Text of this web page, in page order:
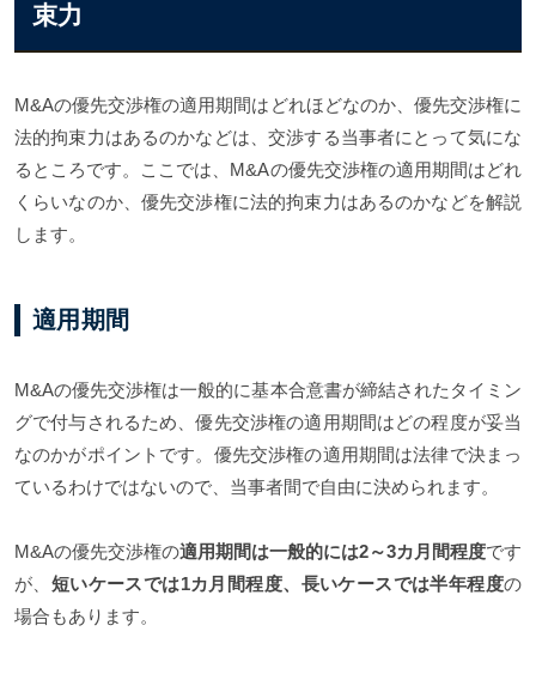
束力
M&Aの優先交渉権の適用期間はどれほどなのか、優先交渉権に
法的拘束力はあるのかなどは、交渉する当事者にとって気にな
るところです。ここでは、M&Aの優先交渉権の適用期間はどれ
くらいなのか、優先交渉権に法的拘束力はあるのかなどを解説
します。
適用期間
M&Aの優先交渉権は一般的に基本合意書が締結されたタイミン
グで付与されるため、優先交渉権の適用期間はどの程度が妥当
なのかがポイントです。優先交渉権の適用期間は法律で決まっ
ているわけではないので、当事者間で自由に決められます。
M&Aの優先交渉権の適用期間は一般的には2～3カ月間程度です
が、 短いケースでは1カ月間程度、長いケースでは半年程度の
場合もあります。